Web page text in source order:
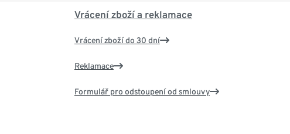
Vrácení zboží a reklamace
Vrácení zboží do 30 dní
Reklamace
Formulář pro odstoupení od smlouvy